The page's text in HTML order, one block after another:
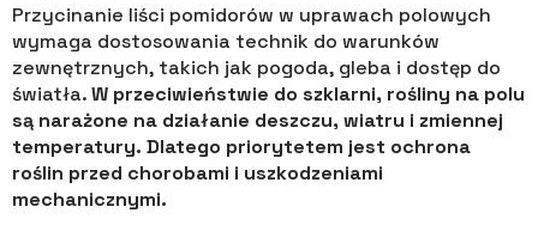
Przycinanie liści pomidorów w uprawach polowych
wymaga dostosowania technik do warunków
zewnętrznych, takich jak pogoda, gleba i dostęp do
światła.W przeciwieństwie do szklarni, rośliny na polu
są narażone na działanie deszczu, wiatru i zmiennej
temperatury. Dlatego priorytetem jest ochrona
roślin przed chorobami i uszkodzeniami
mechanicznymi.